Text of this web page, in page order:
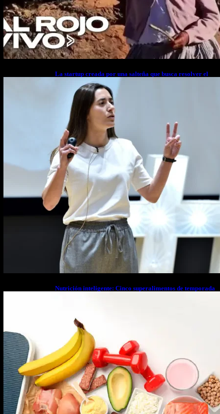
La startup creada por una salteña que busca resolver el
estrés financiero en Latinoamérica
Nutrición inteligente: Cinco superalimentos de temporada